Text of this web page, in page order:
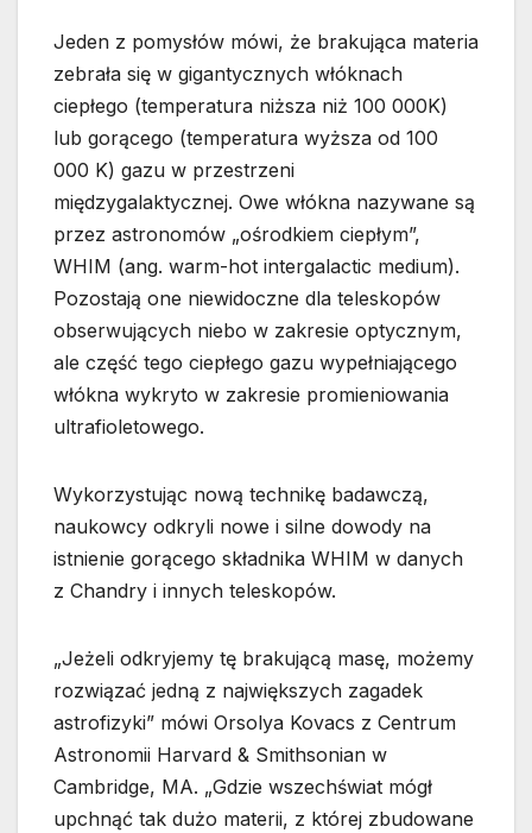
Jeden z pomysłów mówi, że brakująca materia
zebrała się w gigantycznych włóknach
ciepłego (temperatura niższa niż 100 000K)
lub gorącego (temperatura wyższa od 100
000 K) gazu w przestrzeni
międzygalaktycznej. Owe włókna nazywane są
przez astronomów „ośrodkiem ciepłym”,
WHIM (ang. warm-hot intergalactic medium).
Pozostają one niewidoczne dla teleskopów
obserwujących niebo w zakresie optycznym,
ale część tego ciepłego gazu wypełniającego
włókna wykryto w zakresie promieniowania
ultrafioletowego.
Wykorzystując nową technikę badawczą,
naukowcy odkryli nowe i silne dowody na
istnienie gorącego składnika WHIM w danych
z Chandry i innych teleskopów.
„Jeżeli odkryjemy tę brakującą masę, możemy
rozwiązać jedną z największych zagadek
astrofizyki” mówi Orsolya Kovacs z Centrum
Astronomii Harvard & Smithsonian w
Cambridge, MA. „Gdzie wszechświat mógł
upchnąć tak dużo materii, z której zbudowane